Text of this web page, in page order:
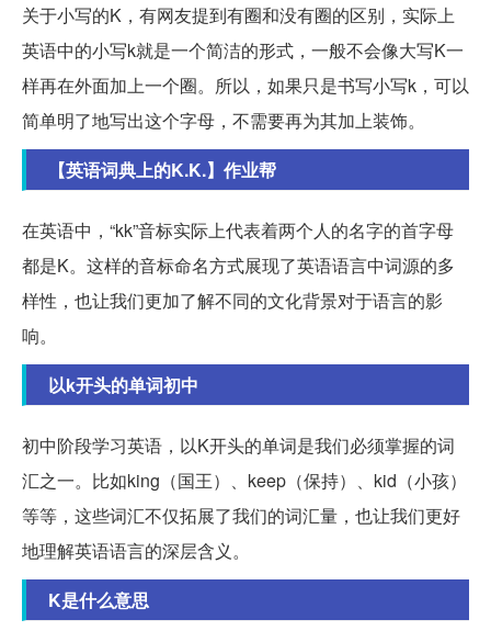
关于小写的K，有网友提到有圈和没有圈的区别，实际上
英语中的小写k就是一个简洁的形式，一般不会像大写K一
样再在外面加上一个圈。所以，如果只是书写小写k，可以
简单明了地写出这个字母，不需要再为其加上装饰。
【英语词典上的K.K.】作业帮
在英语中，“kk”音标实际上代表着两个人的名字的首字母
都是K。这样的音标命名方式展现了英语语言中词源的多
样性，也让我们更加了解不同的文化背景对于语言的影
响。
以k开头的单词初中
初中阶段学习英语，以K开头的单词是我们必须掌握的词
汇之一。比如king（国王）、keep（保持）、kid（小孩）
等等，这些词汇不仅拓展了我们的词汇量，也让我们更好
地理解英语语言的深层含义。
K是什么意思